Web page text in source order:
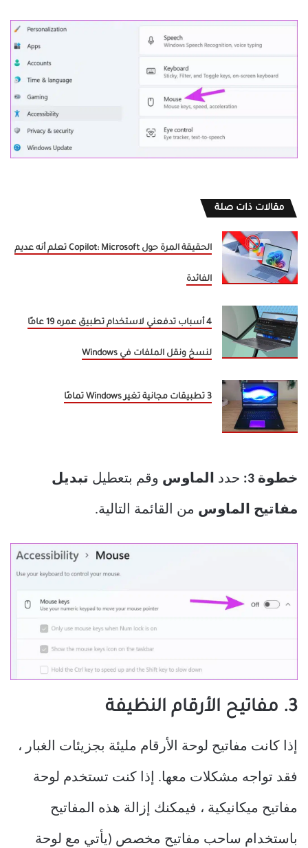
مقالات ذات صلة
الحقيقة المرة حول Copilot: Microsoft تعلم أنه عديم
الفائدة
4 أسباب تدفعني لاستخدام تطبيق عمره 19 عامًا
لنسخ ونقل الملفات في Windows
3 تطبيقات مجانية تغير Windows تمامًا
خطوة 3: حدد الماوس وقم بتعطيل تبديل
مفاتيح الماوس من القائمة التالية.
3. مفاتيح الأرقام النظيفة
إذا كانت مفاتيح لوحة الأرقام مليئة بجزيئات الغبار ،
فقد تواجه مشكلات معها. إذا كنت تستخدم لوحة
مفاتيح ميكانيكية ، فيمكنك إزالة هذه المفاتيح
باستخدام ساحب مفاتيح مخصص (يأتي مع لوحة